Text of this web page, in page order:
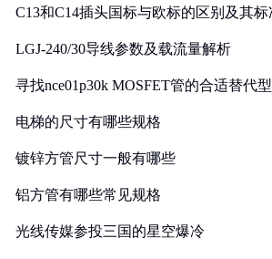
C13和C14插头国标与欧标的区别及其
LGJ-240/30导线参数及载流量解析
寻找nce01p30k MOSFET管的合适替代
电梯的尺寸有哪些规格
镀锌方管尺寸一般有哪些
铝方管有哪些常见规格
光线传媒参投三国的星空爆冷